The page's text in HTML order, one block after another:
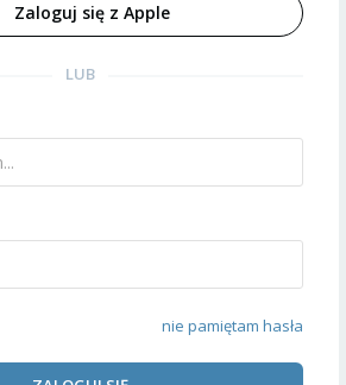
Zaloguj się z Apple
LUB
nie pamiętam hasła